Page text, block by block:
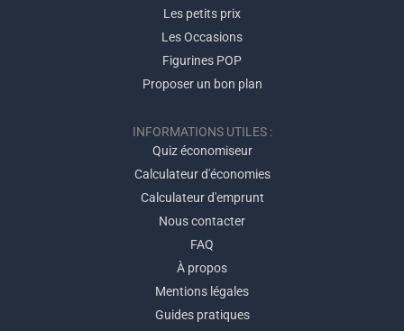
Les petits prix
Les Occasions
Figurines POP
Proposer un bon plan
INFORMATIONS UTILES :
Quiz économiseur
Calculateur d'économies
Calculateur d'emprunt
Nous contacter
FAQ
À propos
Mentions légales
Guides pratiques